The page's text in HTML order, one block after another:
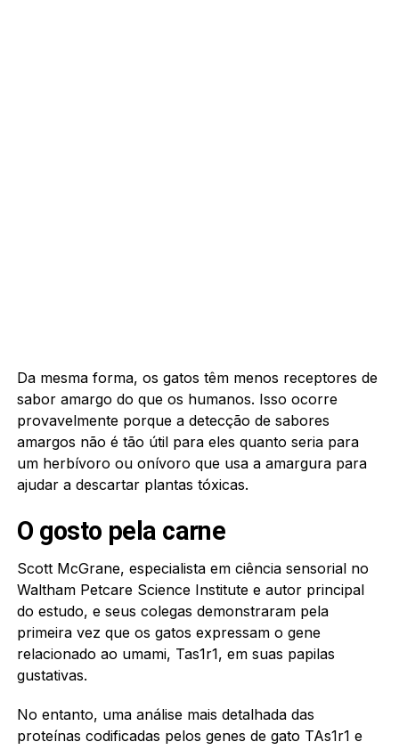
Da mesma forma, os gatos têm menos receptores de
sabor amargo do que os humanos. Isso ocorre
provavelmente porque a detecção de sabores
amargos não é tão útil para eles quanto seria para
um herbívoro ou onívoro que usa a amargura para
ajudar a descartar plantas tóxicas.
O gosto pela carne
Scott McGrane, especialista em ciência sensorial no
Waltham Petcare Science Institute e autor principal
do estudo, e seus colegas demonstraram pela
primeira vez que os gatos expressam o gene
relacionado ao umami, Tas1r1, em suas papilas
gustativas.
No entanto, uma análise mais detalhada das
proteínas codificadas pelos genes de gato TAs1r1 e